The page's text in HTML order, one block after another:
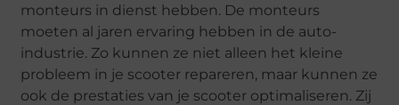
monteurs in dienst hebben. De monteurs
moeten al jaren ervaring hebben in de auto-
industrie. Zo kunnen ze niet alleen het kleine
probleem in je scooter repareren, maar kunnen ze
ook de prestaties van je scooter optimaliseren. Zij